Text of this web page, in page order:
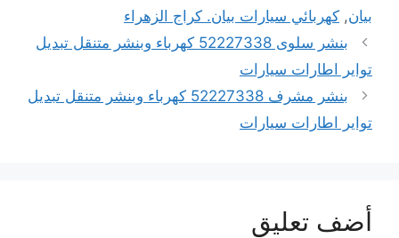
بيان, كهربائي سيارات بيان. كراج الزهراء
بنشر سلوى 52227338 كهرباء وبنشر متنقل تبديل
تواير اطارات سيارات
بنشر مشرف 52227338 كهرباء وبنشر متنقل تبديل
تواير اطارات سيارات
أضف تعليق